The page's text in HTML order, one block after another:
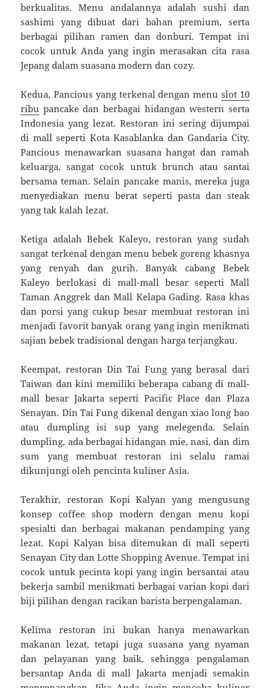
berkualitas. Menu andalannya adalah sushi dan
sashimi yang dibuat dari bahan premium, serta
berbagai pilihan ramen dan donburi. Tempat ini
cocok untuk Anda yang ingin merasakan cita rasa
Jepang dalam suasana modern dan cozy.
Kedua, Pancious yang terkenal dengan menu slot 10
ribu pancake dan berbagai hidangan western serta
Indonesia yang lezat. Restoran ini sering dijumpai
di mall seperti Kota Kasablanka dan Gandaria City.
Pancious menawarkan suasana hangat dan ramah
keluarga, sangat cocok untuk brunch atau santai
bersama teman. Selain pancake manis, mereka juga
menyediakan menu berat seperti pasta dan steak
yang tak kalah lezat.
Ketiga adalah Bebek Kaleyo, restoran yang sudah
sangat terkenal dengan menu bebek goreng khasnya
yang renyah dan gurih. Banyak cabang Bebek
Kaleyo berlokasi di mall-mall besar seperti Mall
Taman Anggrek dan Mall Kelapa Gading. Rasa khas
dan porsi yang cukup besar membuat restoran ini
menjadi favorit banyak orang yang ingin menikmati
sajian bebek tradisional dengan harga terjangkau.
Keempat, restoran Din Tai Fung yang berasal dari
Taiwan dan kini memiliki beberapa cabang di mall-
mall besar Jakarta seperti Pacific Place dan Plaza
Senayan. Din Tai Fung dikenal dengan xiao long bao
atau dumpling isi sup yang melegenda. Selain
dumpling, ada berbagai hidangan mie, nasi, dan dim
sum yang membuat restoran ini selalu ramai
dikunjungi oleh pencinta kuliner Asia.
Terakhir, restoran Kopi Kalyan yang mengusung
konsep coffee shop modern dengan menu kopi
spesialti dan berbagai makanan pendamping yang
lezat. Kopi Kalyan bisa ditemukan di mall seperti
Senayan City dan Lotte Shopping Avenue. Tempat ini
cocok untuk pecinta kopi yang ingin bersantai atau
bekerja sambil menikmati berbagai varian kopi dari
biji pilihan dengan racikan barista berpengalaman.
Kelima restoran ini bukan hanya menawarkan
makanan lezat, tetapi juga suasana yang nyaman
dan pelayanan yang baik, sehingga pengalaman
bersantap Anda di mall Jakarta menjadi semakin